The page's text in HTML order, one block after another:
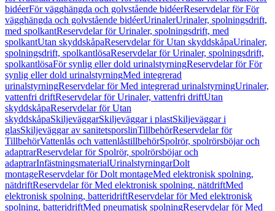
bidéerFör vägghängda och golvstående bidéerReservdelar för För
vägghängda och golvstående bidéerUrinalerUrinaler, spolningsdrift,
med spolkantReservdelar för Urinaler, spolningsdrift, med
spolkantUtan skyddskåpaReservdelar för Utan skyddskåpaUrinaler,
spolningsdrift, spolkantlösaReservdelar för Urinaler, spolningsdrift,
spolkantlösaFör synlig eller dold urinalstyrningReservdelar för För
synlig eller dold urinalstyrningMed integrerad
urinalstyrningReservdelar för Med integrerad urinalstyrningUrinaler,
vattenfri driftReservdelar för Urinaler, vattenfri driftUtan
skyddskåpaReservdelar för Utan
skyddskåpaSkiljeväggarSkiljeväggar i plastSkiljeväggar i
glasSkiljeväggar av sanitetsporslinTillbehörReservdelar för
TillbehörVattenlås och vattenlåstillbehörSpolrör, spolrörsböjar och
adaptrarReservdelar för Spolrör, spolrörsböjar och
adaptrarInfästningsmaterialUrinalstyrningarDolt
montageReservdelar för Dolt montageMed elektronisk spolning,
nätdriftReservdelar för Med elektronisk spolning, nätdriftMed
elektronisk spolning, batteridriftReservdelar för Med elektronisk
spolning, batteridriftMed pneumatisk spolningReservdelar för Med